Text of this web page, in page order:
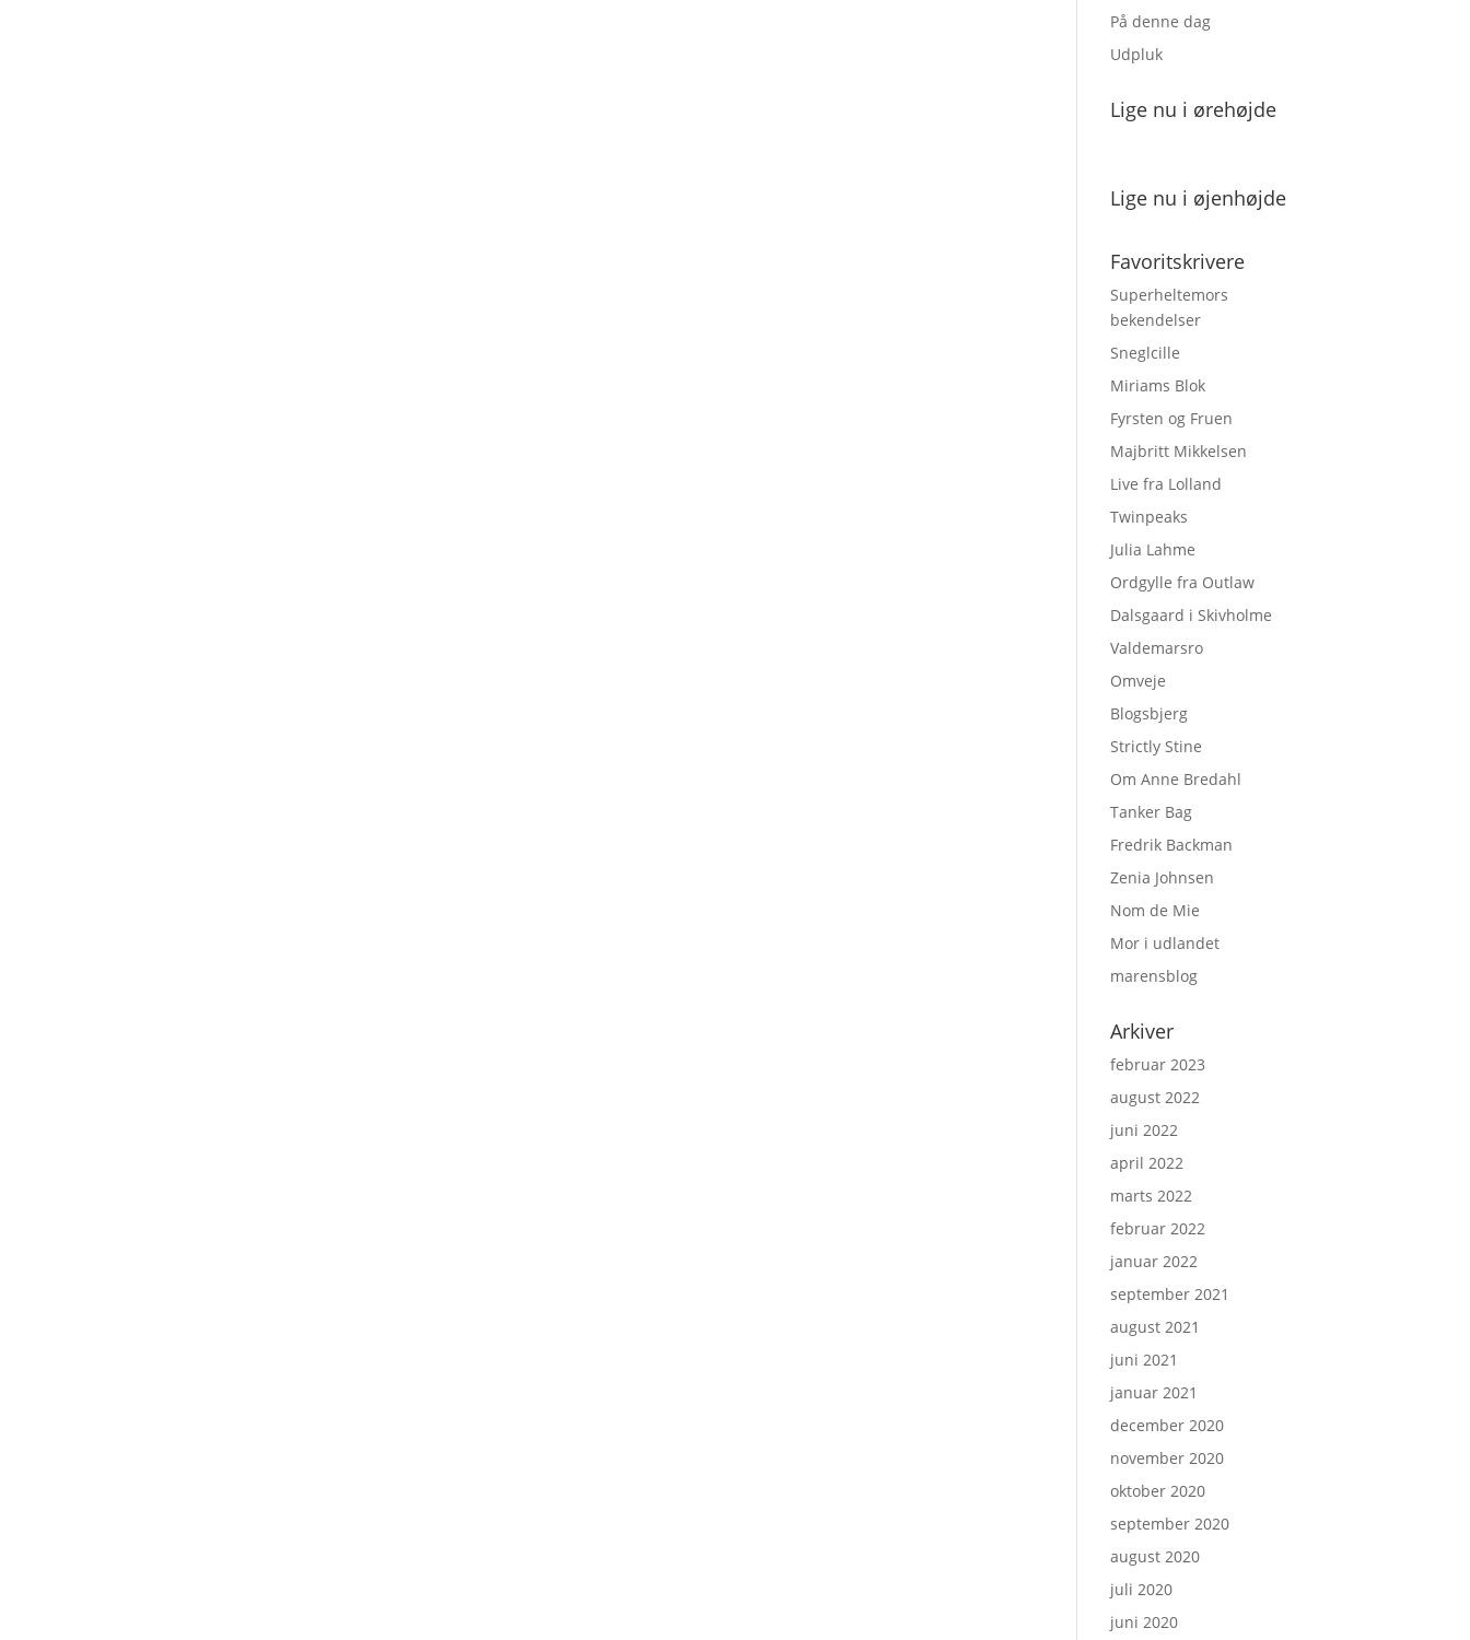
På denne dag
Udpluk
Lige nu i ørehøjde
Lige nu i øjenhøjde
Favoritskrivere
Superheltemors
bekendelser
Sneglcille
Miriams Blok
Fyrsten og Fruen
Majbritt Mikkelsen
Live fra Lolland
Twinpeaks
Julia Lahme
Ordgylle fra Outlaw
Dalsgaard i Skivholme
Valdemarsro
Omveje
Blogsbjerg
Strictly Stine
Om Anne Bredahl
Tanker Bag
Fredrik Backman
Zenia Johnsen
Nom de Mie
Mor i udlandet
marensblog
Arkiver
februar 2023
august 2022
juni 2022
april 2022
marts 2022
februar 2022
januar 2022
september 2021
august 2021
juni 2021
januar 2021
december 2020
november 2020
oktober 2020
september 2020
august 2020
juli 2020
juni 2020